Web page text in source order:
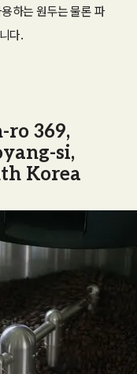
하는 원두는 물론 파
다.
ro 369,
si,
Korea